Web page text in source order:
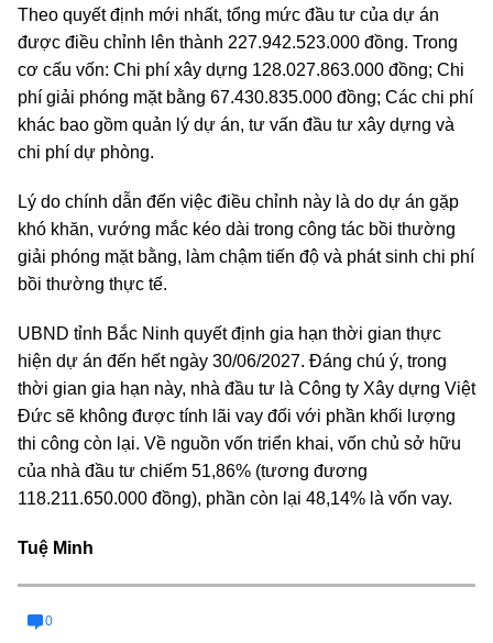
Theo quyết định mới nhất, tổng mức đầu tư của dự án
được điều chỉnh lên thành 227.942.523.000 đồng. Trong
cơ cấu vốn: Chi phí xây dựng 128.027.863.000 đồng; Chi
phí giải phóng mặt bằng 67.430.835.000 đồng; Các chi phí
khác bao gồm quản lý dự án, tư vấn đầu tư xây dựng và
chi phí dự phòng.
Lý do chính dẫn đến việc điều chỉnh này là do dự án gặp
khó khăn, vướng mắc kéo dài trong công tác bồi thường
giải phóng mặt bằng, làm chậm tiến độ và phát sinh chi phí
bồi thường thực tế.
UBND tỉnh Bắc Ninh quyết định gia hạn thời gian thực
hiện dự án đến hết ngày 30/06/2027. Đáng chú ý, trong
thời gian gia hạn này, nhà đầu tư là Công ty Xây dựng Việt
Đức sẽ không được tính lãi vay đối với phần khối lượng
thi công còn lại. Về nguồn vốn triển khai, vốn chủ sở hữu
của nhà đầu tư chiếm 51,86% (tương đương
118.211.650.000 đồng), phần còn lại 48,14% là vốn vay.
Tuệ Minh
0